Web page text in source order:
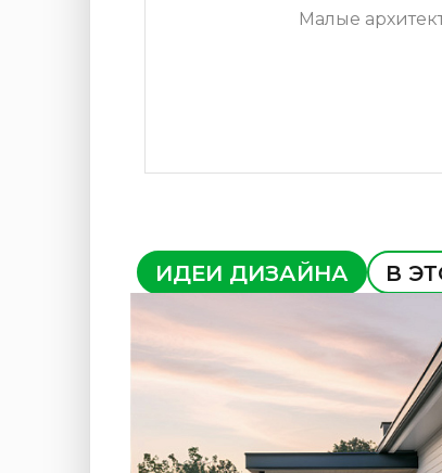
Малые
ИДЕИ ДИЗАЙНА В